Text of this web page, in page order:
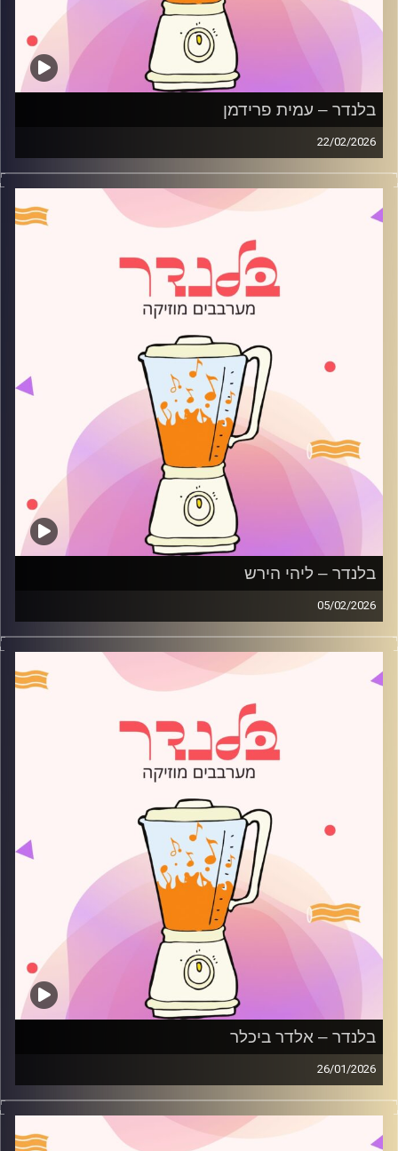
בלנדר – עמית פרידמן
22/02/2026
מוזיקה רגועה לפתוח איתה את הבוקר בהגשת עמית פרידמן
קרדיט תמונות:
AudioVersity
בלנדר – ליהי הירש
05/02/2026
מוזיקה רגועה לפתוח איתה את הבוקר בהגשת ליהי הירש
קרדיט תמונות:
AudioVersity
בלנדר – אלדר ביכלר
26/01/2026
מוזיקה רגועה לפתוח איתה את הבוקר בהגשת אלדר ביכלר
קרדיט תמונות:
AudioVersity